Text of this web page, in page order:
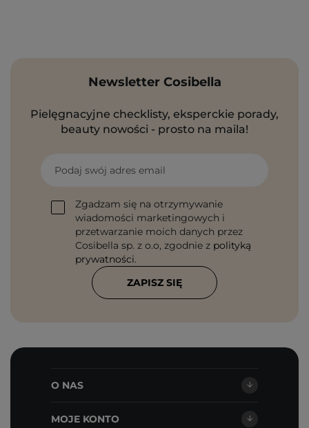
Newsletter Cosibella
Pielęgnacyjne checklisty, eksperckie porady,
beauty nowości - prosto na maila!
Podaj swój adres email
Zgadzam się na otrzymywanie
wiadomości marketingowych i
przetwarzanie moich danych przez
Cosibella sp. z o.o, zgodnie z polityką
prywatności.
ZAPISZ SIĘ
O NAS
MOJE KONTO